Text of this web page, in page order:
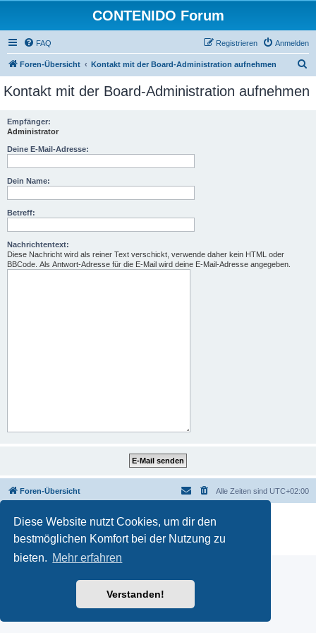
Diese Website nutzt Cookies, um dir den
bestmöglichen Komfort bei der Nutzung zu
bieten. Mehr erfahren
Verstanden!
CONTENIDO Forum
FAQ Anmelden
Registrieren
Foren-Übersicht Kontakt mit der Board-Administration aufnehmen
c
Kontakt mit der Board-Administration aufnehmen
Empfänger:
Administrator
Deine E-Mail-Adresse:
Dein Name:
Betreff:
Nachrichtentext:
Diese Nachricht wird als reiner Text verschickt, verwende daher kein HTML oder
BBCode. Als Antwort-Adresse für die E-Mail wird deine E-Mail-Adresse angegeben.
Foren-Übersicht Alle Zeiten sind UTC+02:00
Powered by phpBB
® Forum Software © phpBB Limited
Deutsche Übersetzung durch
Datenschutz|Nutzungsbedingungen